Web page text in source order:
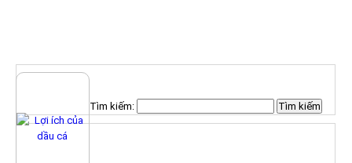
Tìm kiếm: